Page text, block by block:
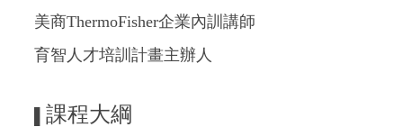
美商ThermoFisher企業內訓講師
育智人才培訓計畫主辦人
課程大綱